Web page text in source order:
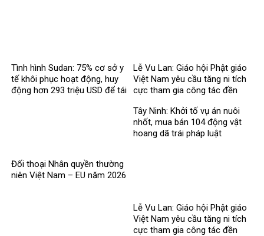
Tình hình Sudan: 75% cơ sở y
tế khôi phục hoạt động, huy
động hơn 293 triệu USD để tái
Lễ Vu Lan: Giáo hội Phật giáo
Việt Nam yêu cầu tăng ni tích
cực tham gia công tác đền
Đối thoại Nhân quyền thường
niên Việt Nam – EU năm 2026
Tây Ninh: Khởi tố vụ án nuôi
nhốt, mua bán 104 động vật
hoang dã trái pháp luật
Lễ Vu Lan: Giáo hội Phật giáo
Việt Nam yêu cầu tăng ni tích
cực tham gia công tác đền